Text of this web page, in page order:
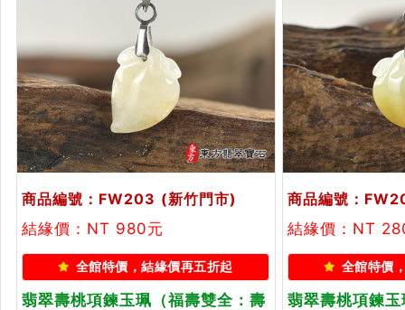
商品編號：FW203 (新竹門市)
結緣價：NT 980元
全館特價，結緣價再五折起
翡翠壽桃項鍊玉珮（福壽雙全：壽
商品編號：
結緣價：NT
全館特價
翡翠壽桃項鍊